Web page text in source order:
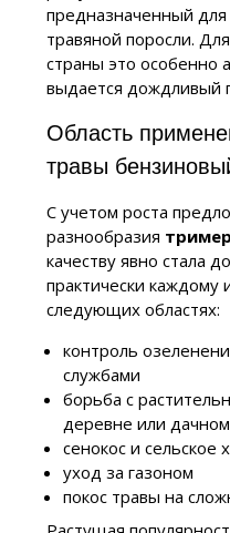
предназначенный
травяной поросли.
страны это особенно
выдается дождливый
Область
травы
С учетом роста
разнообразия
качеству явно стала
практически каждому
следующих областях:
контроль
службами
борьба с
деревне или дачном
сенокос и сельское
уход за газоном
покос травы на